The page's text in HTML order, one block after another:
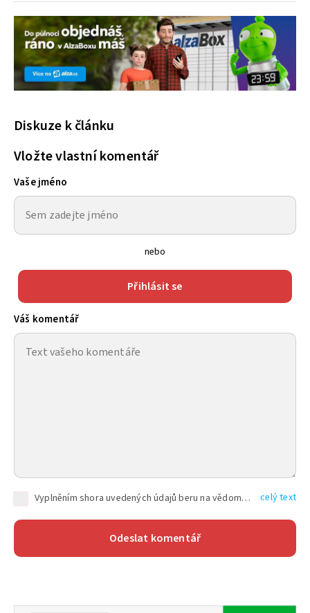
Diskuze k článku
Vložte vlastní komentář
Vaše jméno
nebo
Přihlásit se
Váš komentář
Vyplněním shora uvedených údajů beru na vědomí, že společnost TEXT FACTORY s.r.o., sídlem Brno, Durďákova 336/29, Černá Pole, PSČ: 613 00, IČ: 06157831, zapsané u Krajského soudu v Brně, oddíl C, vložka 100399, bude zpracovávat mé osobní údaje uvedené v rámci mnou vyplněného registračního formuláře na základě oprávněných zájmů TEXT FACTORY s.r.o. dle čl. 6 odst. 1 písm. f) GDPR a pro splnění právních povinností (čl. 6 odst. 1 písm. c) GDPR), a to pro tyto účely: nezbytnost zajistit oprávnění návštěvníka webových stránek provozovaných společností TEXT FACTORY s.r.o. přispívat aktivně ke zveřejněným článkům nebo v rámci diskusních fór a výkon práv TEXT FACTORY s.r.o. jako administrátora těchto diskusních fór. Více informací o zpracování osobních údajů a právech lze nalézt v celý text